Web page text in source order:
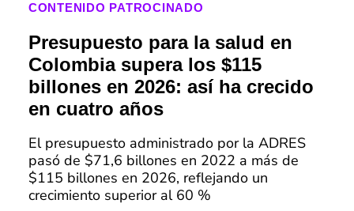
CONTENIDO PATROCINADO
Presupuesto para la salud en
Colombia supera los $115
billones en 2026: así ha crecido
en cuatro años
El presupuesto administrado por la ADRES
pasó de $71,6 billones en 2022 a más de
$115 billones en 2026, reflejando un
crecimiento superior al 60 %